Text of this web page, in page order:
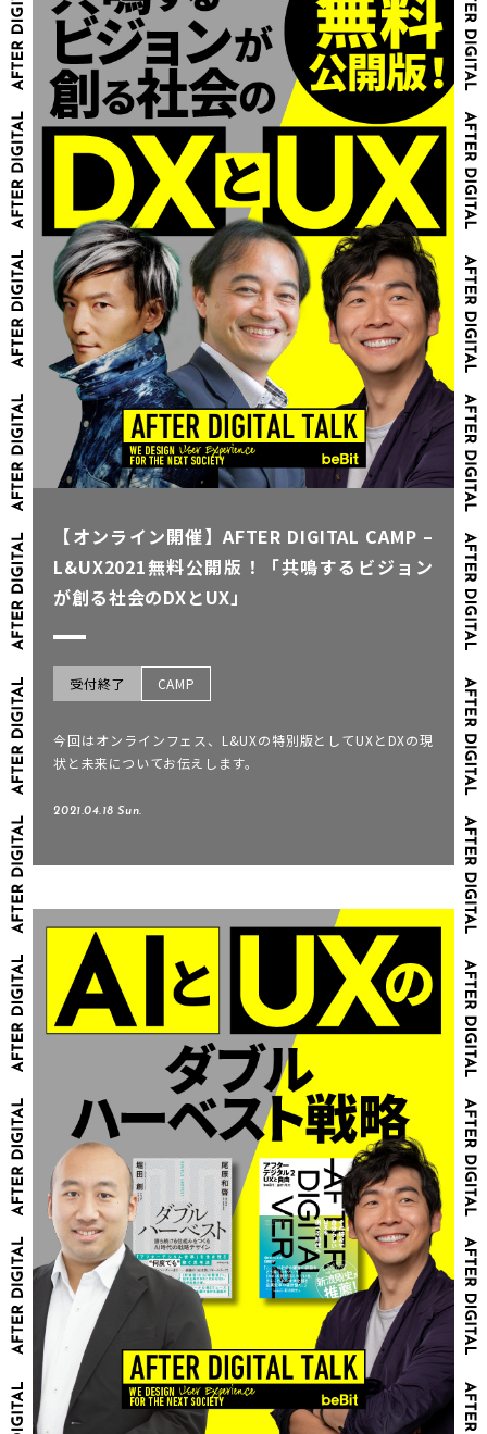
【オンライン開催】AFTER DIGITAL CAMP –
L&UX2021無料公開版！「共鳴するビジョン
が創る社会のDXとUX」
受付終了 CAMP
今回はオンラインフェス、L&UXの特別版としてUXとDXの現
状と未来についてお伝えします。
2021.04.18 Sun.